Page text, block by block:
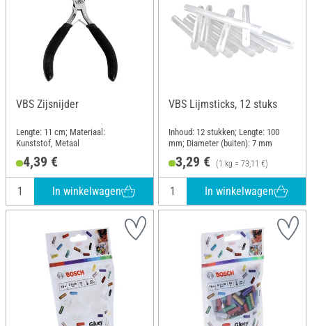
VBS Zijsnijder
Lengte: 11 cm; Materiaal:
Kunststof, Metaal
4,39 €
In winkelwagen
VBS Lijmsticks, 12 stuks
Inhoud: 12 stukken; Lengte: 100
mm; Diameter (buiten): 7 mm
3,29 € (1 kg = 73,11 €)
In winkelwagen